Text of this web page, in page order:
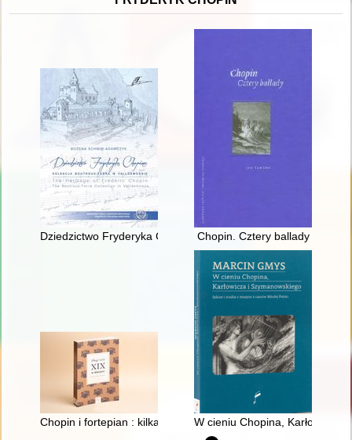
Dziedzictwo Fryderyka Chopina. Kolekcja Boutroux-Ferra w
Chopin. Cztery ballady
Chopin i fortepian : kilka uwag o relacji człowieka z
W cieniu Chopina, Karłowicza